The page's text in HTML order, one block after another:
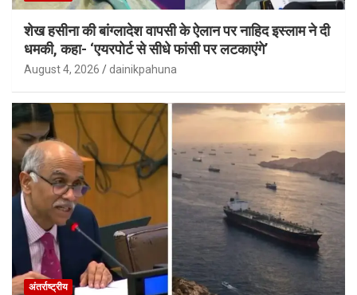
शेख हसीना की बांग्लादेश वापसी के ऐलान पर नाहिद इस्लाम ने दी
धमकी, कहा- ‘एयरपोर्ट से सीधे फांसी पर लटकाएंगे’
August 4, 2026 dainikpahuna
अंतर्राष्ट्रीय